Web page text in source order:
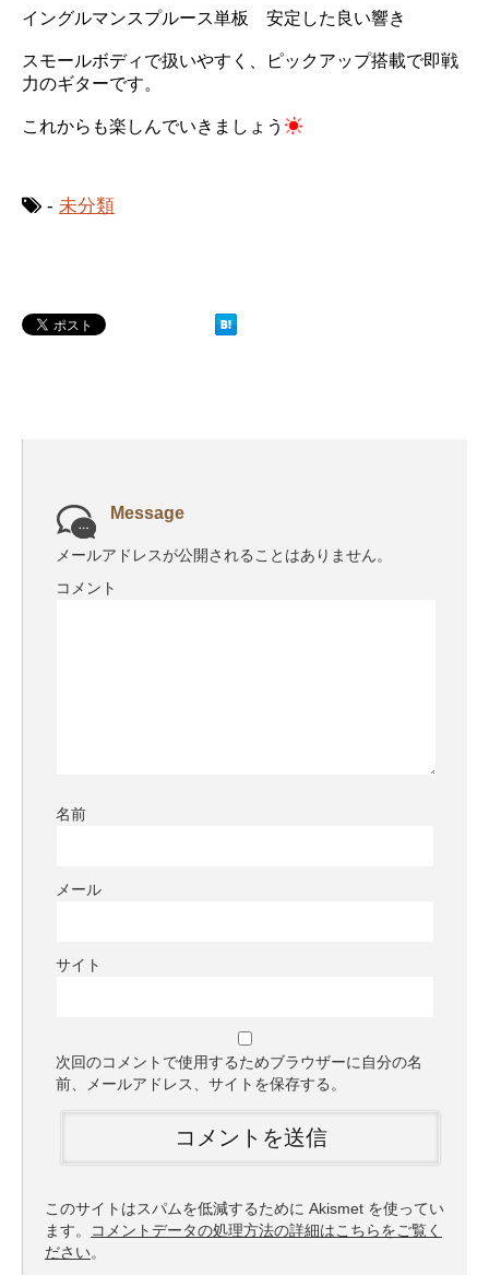
イングルマンスプルース単板 安定した良い響き
スモールボディで扱いやすく、ピックアップ搭載で即戦
力のギターです。
これからも楽しんでいきましょう
- 未分類
Message
メールアドレスが公開されることはありません。
コメント
名前
メール
サイト
次回のコメントで使用するためブラウザーに自分の名
前、メールアドレス、サイトを保存する。
このサイトはスパムを低減するために Akismet を使ってい
ます。
コメントデータの処理方法の詳細はこちらをご覧く
ださい。